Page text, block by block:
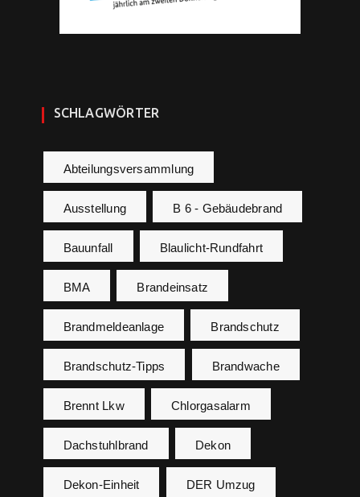
SCHLAGWÖRTER
Abteilungsversammlung
Ausstellung B 6 - Gebäudebrand
Bauunfall Blaulicht-Rundfahrt
BMA Brandeinsatz
Brandmeldeanlage Brandschutz
Brandschutz-Tipps Brandwache
Brennt Lkw Chlorgasalarm
Dachstuhlbrand Dekon
Dekon-Einheit DER Umzug